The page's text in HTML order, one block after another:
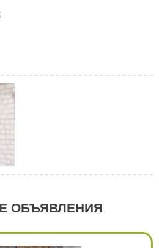
ОБЪЯВЛЕНИЯ